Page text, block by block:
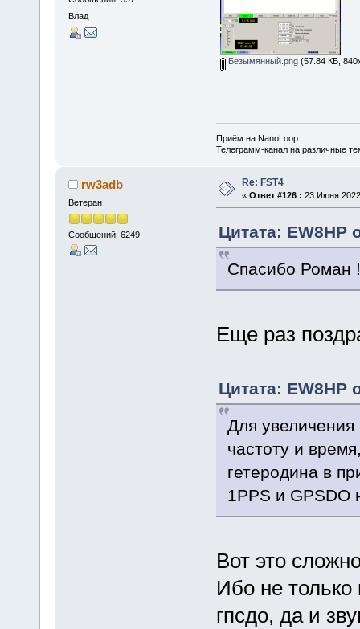
Влад
Безымянный.png(57.84 КБ,
Приём на NanoLoop.
Телеграмм-канал на различные
rw3adb
Ветеран
Сообщений: 6249
Re: FST4
« Ответ #126 : 23 Июня
Цитата: EW8HP
Спасибо Роман
Еще раз
Цитата: EW8HP
Для
частоту и
гетеродина в
1PPS и GPSDO
Вот это
Ибо не только
гпсдо, да и